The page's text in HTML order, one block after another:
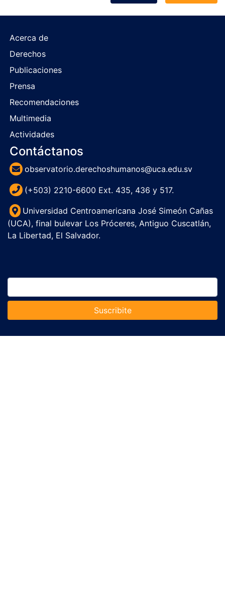
Acerca de
Derechos
Publicaciones
Prensa
Recomendaciones
Multimedia
Actividades
Contáctanos
observatorio.derechoshumanos@uca.edu.sv
(+503) 2210-6600 Ext. 435, 436 y 517.
Universidad Centroamericana José Simeón Cañas
(UCA), final bulevar Los Próceres, Antiguo Cuscatlán,
La Libertad, El Salvador.
Suscribite